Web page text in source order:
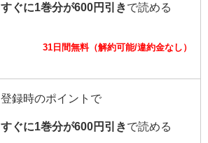
すぐに1巻分が600円引きで読める
31日間無料（解約可能/違約金なし）
登録時のポイントで
すぐに1巻分が600円引きで読める